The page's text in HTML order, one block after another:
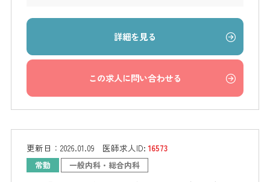
詳細を見る
この求人に問い合わせる
更新日： 2026.01.09 医師求人ID:16573
常勤 一般内科・総合内科